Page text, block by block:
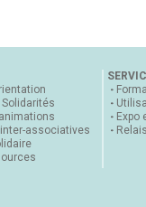
associatives
Expo